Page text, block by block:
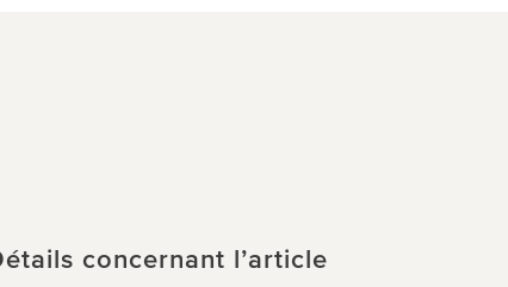
concernant l’article